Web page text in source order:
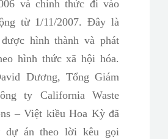
và chính thức đi vào
từ 1/11/2007. Đây là
hình thành và phát
hình thức xã hội hóa.
Dương, Tổng Giám
ty California Waste
– Việt kiều Hoa Kỳ đã
dự án theo lời kêu gọi